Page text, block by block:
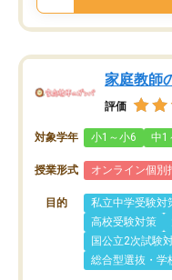
家庭教師
評価
対象学年 小1～小6 中1
授業形式 オンライン個別
目的 私立中学受験対
高校受験対策
国公立2次試験
総合型選抜・学